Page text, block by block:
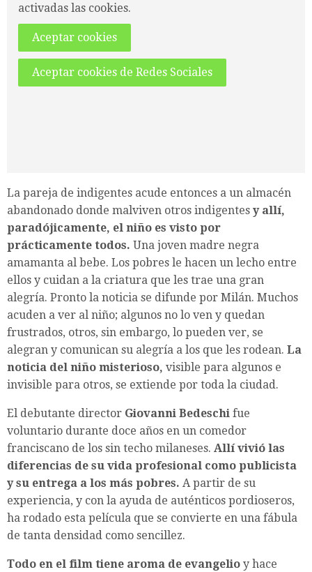
activadas las cookies.
Aceptar cookies
Aceptar cookies de Redes Sociales
La pareja de indigentes acude entonces a un almacén
abandonado donde malviven otros indigentes y allí,
paradójicamente, el niño es visto por
prácticamente todos. Una joven madre negra
amamanta al bebe. Los pobres le hacen un lecho entre
ellos y cuidan a la criatura que les trae una gran
alegría. Pronto la noticia se difunde por Milán. Muchos
acuden a ver al niño; algunos no lo ven y quedan
frustrados, otros, sin embargo, lo pueden ver, se
alegran y comunican su alegría a los que les rodean. La
noticia del niño misterioso, visible para algunos e
invisible para otros, se extiende por toda la ciudad.
El debutante director Giovanni Bedeschi fue
voluntario durante doce años en un comedor
franciscano de los sin techo milaneses. Allí vivió las
diferencias de su vida profesional como publicista
y su entrega a los más pobres. A partir de su
experiencia, y con la ayuda de auténticos pordioseros,
ha rodado esta película que se convierte en una fábula
de tanta densidad como sencillez.
Todo en el film tiene aroma de evangelio y hace